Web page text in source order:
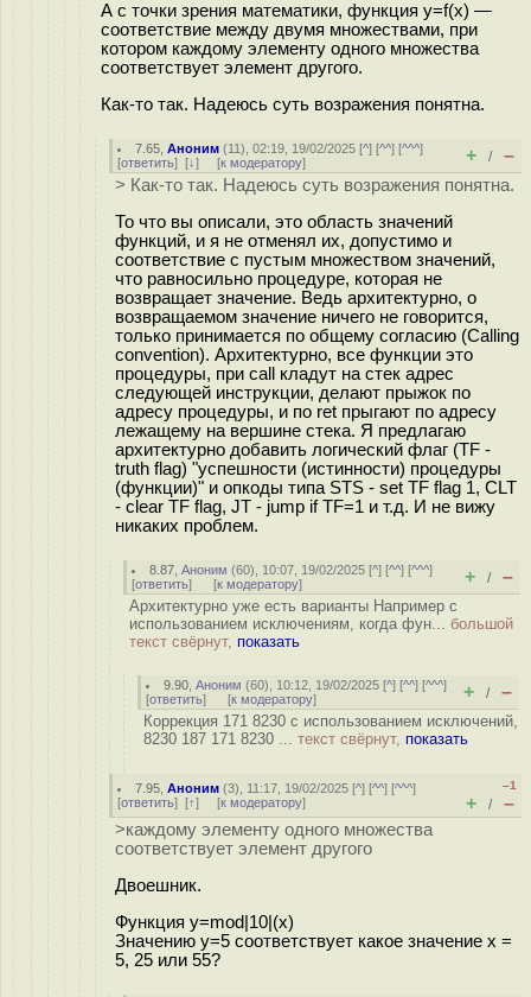
А с точки зрения математики, функция y=f(x) —
соответствие между двумя множествами, при
котором каждому элементу одного множества
соответствует элемент другого.
Как-то так. Надеюсь суть возражения понятна.
7.65 ,Аноним (11), 02:19, 19/02/2025 [^] [^^] [^^^]
[ответить] [↓] [к модератору] + / –
> Как-то так. Надеюсь суть возражения понятна.
То что вы описали, это область значений
функций, и я не отменял их, допустимо и
соответствие с пустым множеством значений,
что равносильно процедуре, которая не
возвращает значение. Ведь архитектурно, о
возвращаемом значение ничего не говорится,
только принимается по общему согласию (Calling
convention). Архитектурно, все функции это
процедуры, при call кладут на стек адрес
следующей инструкции, делают прыжок по
адресу процедуры, и по ret прыгают по адресу
лежащему на вершине стека. Я предлагаю
архитектурно добавить логический флаг (TF -
truth flag) "успешности (истинности) процедуры
(функции)" и опкоды типа STS - set TF flag 1, CLT
- clear TF flag, JT - jump if TF=1 и т.д. И не вижу
никаких проблем.
8.87 ,Аноним (60), 10:07, 19/02/2025 [^] [^^] [^^^]
[ответить] [к модератору] + / –
Архитектурно уже есть варианты Например с
использованием исключениям, когда фун... большой
текст свёрнут, показать
9.90 ,Аноним (60), 10:12, 19/02/2025 [^] [^^] [^^^]
[ответить] [к модератору] + / –
Коррекция 171 8230 с использованием исключений,
8230 187 171 8230 ... текст свёрнут, показать
7.95 ,Аноним (3), 11:17, 19/02/2025 [^] [^^] [^^^]
[ответить] [↑] [к модератору]
–1
+ / –
>каждому элементу одного множества
соответствует элемент другого
Двоешник.
Функция y=mod|10|(x)
Значению y=5 соответствует какое значение х =
5, 25 или 55?